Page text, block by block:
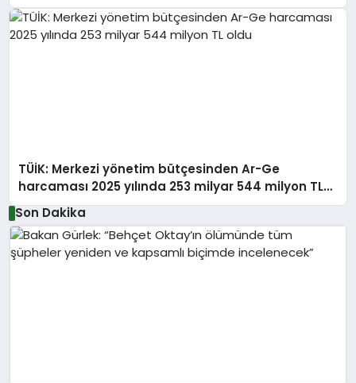
dahi geçmeyecek bir şey
TÜİK: Merkezi yönetim bütçesinden Ar-Ge
harcaması 2025 yılında 253 milyar 544 milyon TL
oldu
Son Dakika